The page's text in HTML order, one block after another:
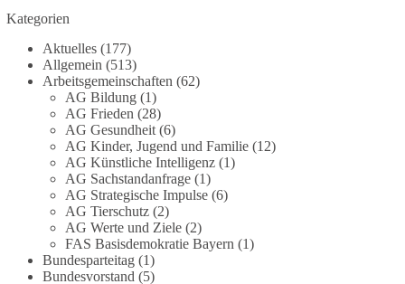
aufgearbeitet.
Auch in Deutschland warten viele Menschen bis
heute auf Antworten:
❓ Wie wurden politische Entscheidungen
getroffen?
❓ Welche Maßnahmen waren notwendig und
welche nicht?
❓Und wer übernimmt die Verantwortung für die
massiven Folgen für Kinder, Familien,
Unternehmen und das Vertrauen in unseren
Rechtsstaat?
Kategorien
Aktuelles(177)
Allgemein (513)
Arbeitsgemeinschaften (62)
AG Bildung(1)
AG Frieden (28)
AG Gesundheit(6)
AG Kinder, Jugend und Familie(12)
AG Künstliche Intelligenz(1)
AG Sachstandanfrage(1)
AG Strategische Impulse(6)
AG Tierschutz(2)
AG Werte und Ziele(2)
FAS Basisdemokratie Bayern (1)
Bundesparteitag(1)
Bundesvorstand (5)